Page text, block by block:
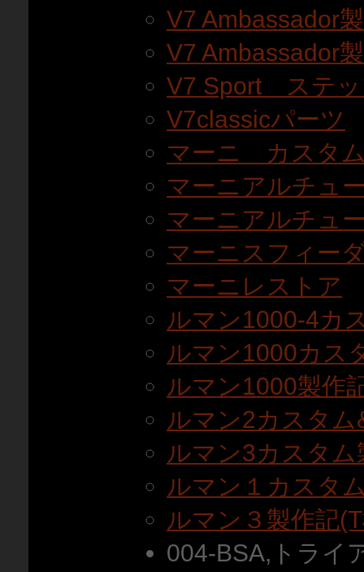
V7 Ambassador
V7 Ambassador
V7 Sport ステッ
V7classicパーツ
マーニ カスタ
マーニアルチュ
マーニアルチュ
マーニスフィー
マーニレストア
ルマン1000-4カ
ルマン1000カス
ルマン1000製作
ルマン2カスタ
ルマン3カスタム
ルマン１カスタ
ルマン３製作記
004-BSA,トライ